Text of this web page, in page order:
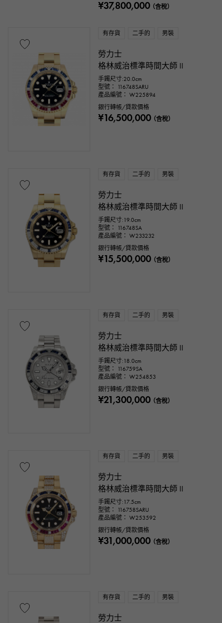
¥37,800,000（含稅）
有存貨 二手的 男裝
勞力士
格林威治標準時間大師 II
手鐲尺寸:20.0cm
型號： 116748SARU
產品編號： W225894
銀行轉帳/貸款價格
¥16,500,000（含稅）
有存貨 二手的 男裝
勞力士
格林威治標準時間大師 II
手鐲尺寸:19.0cm
型號： 116748SA
產品編號： W233232
銀行轉帳/貸款價格
¥15,500,000（含稅）
有存貨 二手的 男裝
勞力士
格林威治標準時間大師 II
手鐲尺寸:18.0cm
型號： 116759SA
產品編號： W254853
銀行轉帳/貸款價格
¥21,300,000（含稅）
有存貨 二手的 男裝
勞力士
格林威治標準時間大師 II
手鐲尺寸:17.5cm
型號： 116758SARU
產品編號： W253592
銀行轉帳/貸款價格
¥31,000,000（含稅）
有存貨 二手的 男裝
勞力士